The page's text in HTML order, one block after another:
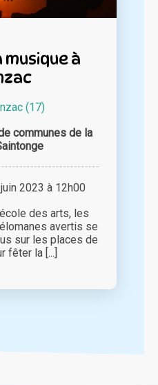
à
(17)
communes de la
2023 à 12h00
des arts, les
avertis se
sur les places de
fêter la [...]